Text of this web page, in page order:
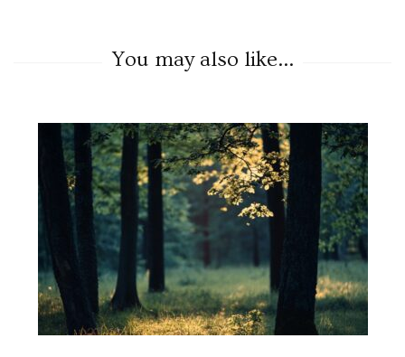
You may also like...